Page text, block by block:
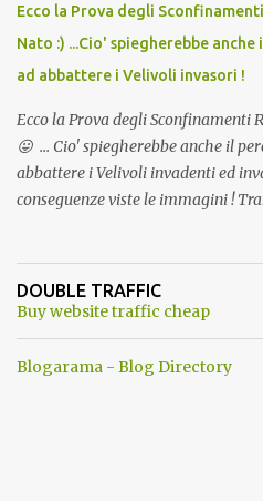
Ecco la Prova degli
Nato :) ...Cio' spiegherebbe
ad abbattere i Velivoli invasori !
Ecco la Prova degli Sconfinamenti
😛 ... Cio' spiegherebbe anche il
abbattere i Velivoli invadenti ed
conseguenze viste le immagini !
una guerra mondiale che
DOUBLE TRAFFIC
Buy website traffic cheap
Blogarama - Blog Directory